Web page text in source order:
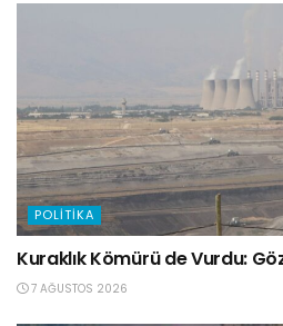
POLITIKA
Kuraklık Kömürü de Vurdu:
7 AĞUSTOS 2026